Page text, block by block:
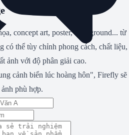
concept art, poster, background... từ
có thể tùy chỉnh phong cách, chất liệu,
ảnh với độ phân giải cao.
cảnh biển lúc hoàng hôn", Firefly sẽ
phù hợp.